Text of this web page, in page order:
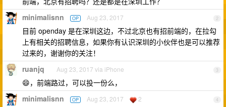
2
minimalisnn OP Aug 23, 2017
目前 openday 是在深圳这边，不过北京也有招前端的，在拉勾
上有相关的招聘信息，如果你有认识深圳的小伙伴也是可以推荐
过来的，谢谢你的关注！
3
ruanjq Aug 23, 2017 via iPhone
😄，前端路过，可以投一份么，
4
minimalisnn OP Aug 23, 2017 2